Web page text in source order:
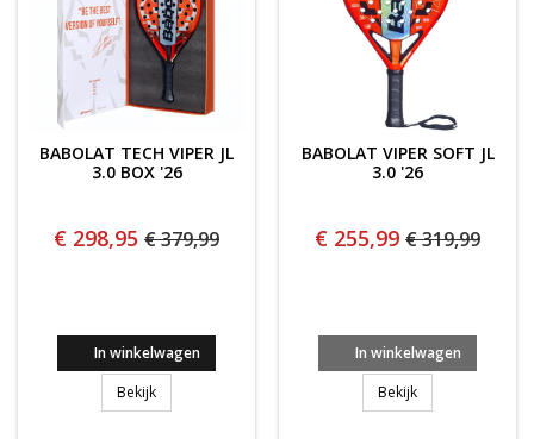
BABOLAT TECH VIPER JL
3.0 BOX '26
€ 298,95 € 379,99
In winkelwagen
BekijkBABOLAT TECH VIPER JL 3.0 BOX '26
BABOLAT VIPER SOFT JL
3.0 '26
€ 255,99 € 319,99
In winkelwagen
BekijkBABOLAT VIPER